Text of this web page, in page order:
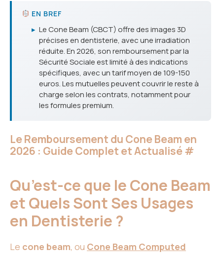
EN BREF
▸ Le Cone Beam (CBCT) offre des images 3D
précises en dentisterie, avec une irradiation
réduite. En 2026, son remboursement par la
Sécurité Sociale est limité à des indications
spécifiques, avec un tarif moyen de 109-150
euros. Les mutuelles peuvent couvrir le reste à
charge selon les contrats, notamment pour
les formules premium.
Le Remboursement du Cone Beam en
2026 : Guide Complet et Actualisé#
Qu’est-ce que le Cone Beam
et Quels Sont Ses Usages
en Dentisterie ?
Le cone beam, ou Cone Beam Computed